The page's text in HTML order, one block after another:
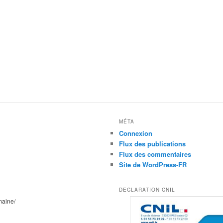
MÉTA
Connexion
Flux des publications
Flux des commentaires
Site de WordPress-FR
DECLARATION CNIL